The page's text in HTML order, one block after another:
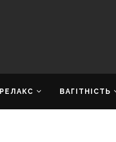
РЕЛАКС ВАГІТНІСТЬ